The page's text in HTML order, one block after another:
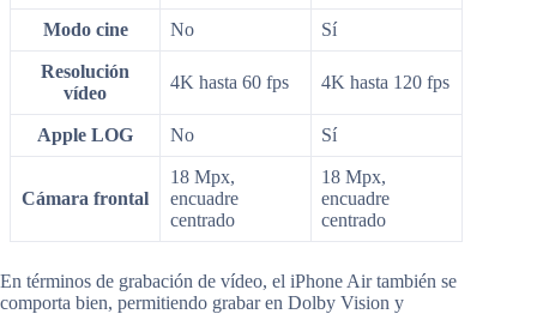
Modo cine No Sí
Resolución
vídeo
4K hasta 60 fps 4K hasta 120 fps
Apple LOG No Sí
Cámara frontal
18 Mpx,
encuadre
centrado
18 Mpx,
encuadre
centrado
En términos de grabación de vídeo, el iPhone Air también se
comporta bien, permitiendo grabar en Dolby Vision y